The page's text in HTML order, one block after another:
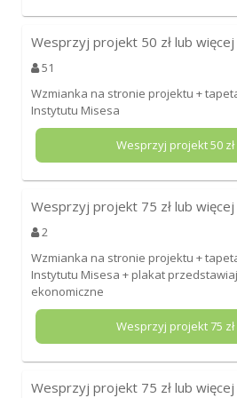
Wesprzyj projekt 50 zł lub więcej
51
Wzmianka na stronie projektu +
Instytutu Misesa
Wesprzyj projekt50
Wesprzyj projekt 75 zł lub więcej
2
Wzmianka na stronie projektu +
Instytutu Misesa + plakat
ekonomiczne
Wesprzyj projekt75
Wesprzyj projekt 75 zł lub więcej